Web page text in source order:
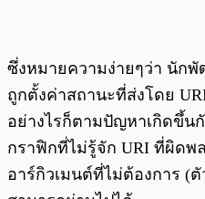
ซึ่งหมายความง่ายๆว่า นัก
ถูกตั้งค่าสถานะที่ส่งโดย
อย่างไรก็ตามปัญหาเกิดขึ้น
กราฟิกที่ไม่รู้จัก URI ที่ผิดพ
อาร์กิวเมนต์ที่ไม่ต้องการ (